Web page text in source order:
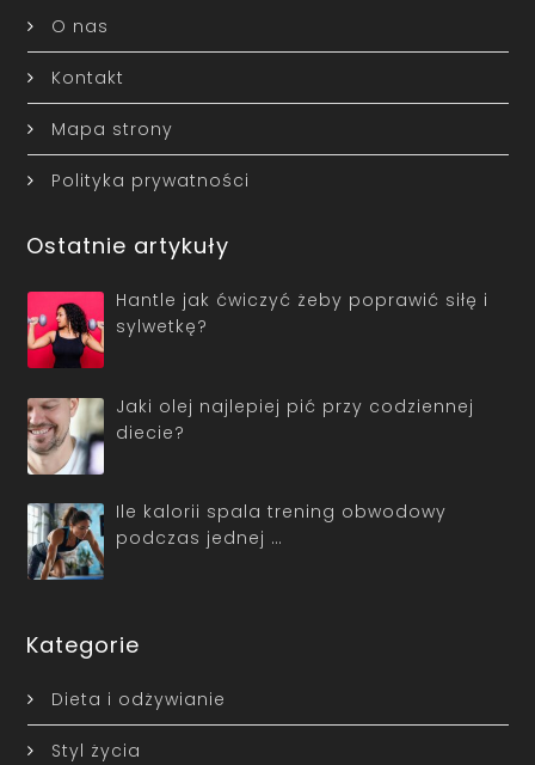
O nas
Kontakt
Mapa strony
Polityka prywatności
Ostatnie artykuły
Hantle jak ćwiczyć żeby poprawić siłę i
sylwetkę?
Jaki olej najlepiej pić przy codziennej
diecie?
Ile kalorii spala trening obwodowy
podczas jednej …
Kategorie
Dieta i odżywianie
Styl życia